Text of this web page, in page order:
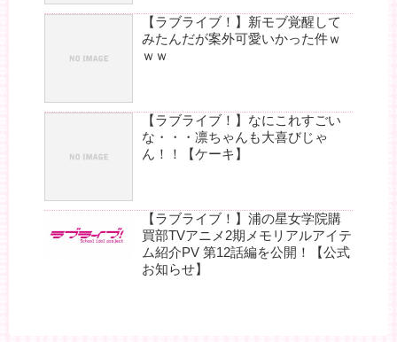
【ラブライブ！】新モブ覚醒して
みたんだが案外可愛いかった件ｗ
ｗｗ
【ラブライブ！】なにこれすごい
な・・・凛ちゃんも大喜びじゃ
ん！！【ケーキ】
【ラブライブ！】浦の星女学院購
買部TVアニメ2期メモリアルアイテ
ム紹介PV 第12話編を公開！【公式
お知らせ】